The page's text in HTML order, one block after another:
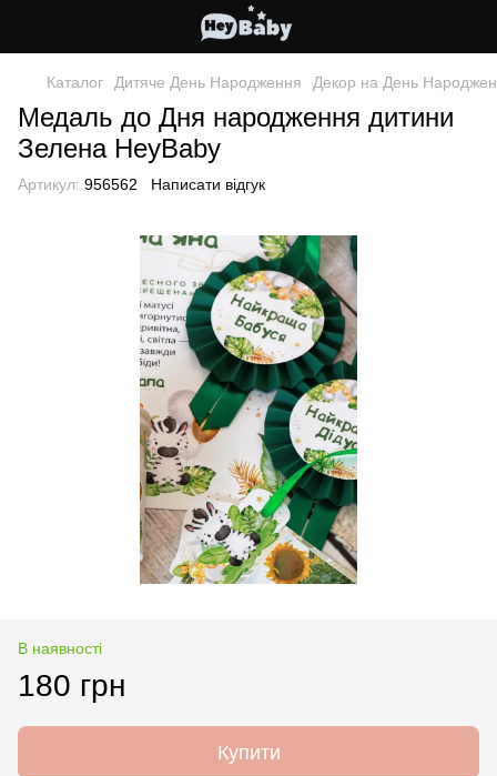
Каталог Дитяче День Народження Декор на День
Медаль до Дня народження дитини
Зелена HeyBaby
Артикул: 956562 Написати відгук
В наявності
180 грн
Купити